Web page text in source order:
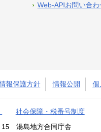
Web-APIお問い合わ
報保護方針 情報公開 個
社会保障・税番号制度
15 湯島地方合同庁舎